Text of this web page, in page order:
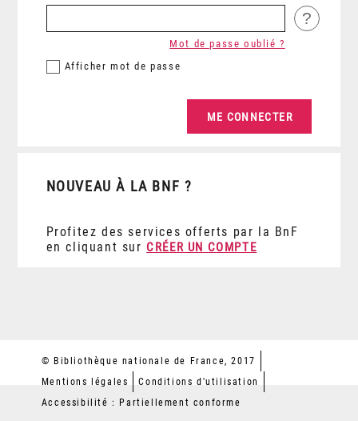
?
Afficher mot de passe
Mot de passe oublié ?
NOUVEAU À LA BNF ?
Profitez des services offerts par la BnF
en cliquant sur CRÉER UN COMPTE
© Bibliothèque nationale de France, 2017
Mentions légales
Conditions d'utilisation
Accessibilité : Partiellement conforme